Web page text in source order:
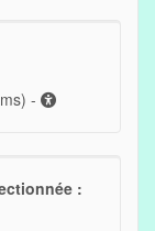
Classe virtuelle (Salle virtuelle Via Teams) -
: